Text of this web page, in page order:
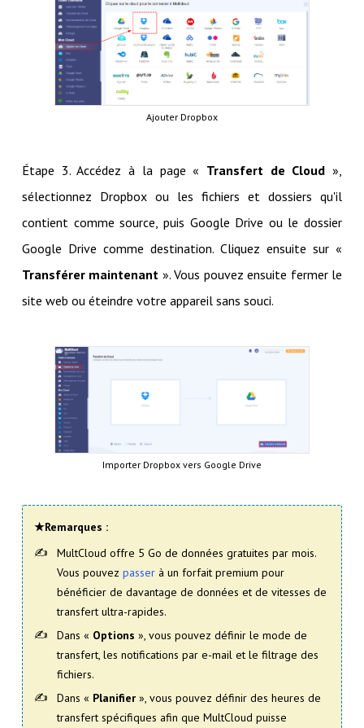
Ajouter Dropbox
Étape 3. Accédez à la page « Transfert de Cloud »,
sélectionnez Dropbox ou les fichiers et dossiers qu'il
contient comme source, puis Google Drive ou le dossier
Google Drive comme destination. Cliquez ensuite sur «
Transférer maintenant ». Vous pouvez ensuite fermer le
site web ou éteindre votre appareil sans souci.
Importer Dropbox vers Google Drive
★Remarques :
MultCloud offre 5 Go de données gratuites par mois.
Vous pouvez passerà un forfait premium pour
bénéficier de davantage de données et de vitesses de
transfert ultra-rapides.
Dans « Options », vous pouvez définir le mode de
transfert, les notifications par e-mail et le filtrage des
fichiers.
Dans « Planifier», vous pouvez définir des heures de
transfert spécifiques afin que MultCloud puisse